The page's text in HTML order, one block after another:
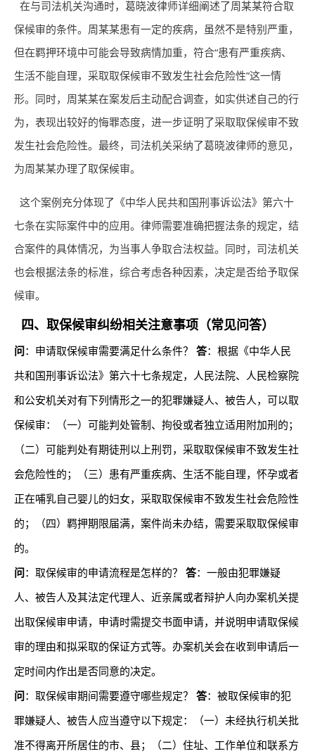
在与司法机关沟通时，葛晓波律师详细阐述了周某某符合取
保候审的条件。周某某患有一定的疾病，虽然不是特别严重，
但在羁押环境中可能会导致病情加重，符合“患有严重疾病、
生活不能自理，采取取保候审不致发生社会危险性”这一情
形。同时，周某某在案发后主动配合调查，如实供述自己的行
为，表现出较好的悔罪态度，进一步证明了采取取保候审不致
发生社会危险性。最终，司法机关采纳了葛晓波律师的意见，
为周某某办理了取保候审。
这个案例充分体现了《中华人民共和国刑事诉讼法》第六十
七条在实际案件中的应用。律师需要准确把握法条的规定，结
合案件的具体情况，为当事人争取合法权益。同时，司法机关
也会根据法条的标准，综合考虑各种因素，决定是否给予取保
候审。
四、取保候审纠纷相关注意事项（常见问答）
问：申请取保候审需要满足什么条件？ 答：根据《中华人民
共和国刑事诉讼法》第六十七条规定，人民法院、人民检察院
和公安机关对有下列情形之一的犯罪嫌疑人、被告人，可以取
保候审：（一）可能判处管制、拘役或者独立适用附加刑的；
（二）可能判处有期徒刑以上刑罚，采取取保候审不致发生社
会危险性的；（三）患有严重疾病、生活不能自理，怀孕或者
正在哺乳自己婴儿的妇女，采取取保候审不致发生社会危险性
的；（四）羁押期限届满，案件尚未办结，需要采取取保候审
的。
问：取保候审的申请流程是怎样的？ 答：一般由犯罪嫌疑
人、被告人及其法定代理人、近亲属或者辩护人向办案机关提
出取保候审申请，申请时需提交书面申请，并说明申请取保候
审的理由和拟采取的保证方式等。办案机关会在收到申请后一
定时间内作出是否同意的决定。
问：取保候审期间需要遵守哪些规定？ 答：被取保候审的犯
罪嫌疑人、被告人应当遵守以下规定：（一）未经执行机关批
准不得离开所居住的市、县；（二）住址、工作单位和联系方